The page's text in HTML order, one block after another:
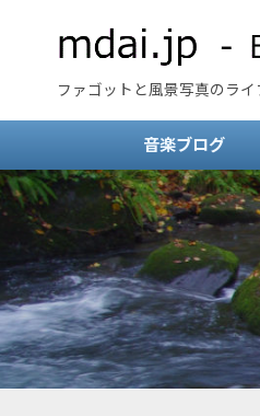
ファゴットと風景写真のライ
音楽ブログ